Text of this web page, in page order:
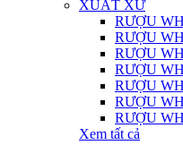
XUẤT XỨ
RƯỢU
RƯỢU
RƯỢU
RƯỢU
RƯỢU
RƯỢU
RƯỢU
Xem tất cả